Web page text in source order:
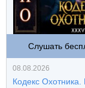
Слушать
08.08.2026
Кодекс Охотника.